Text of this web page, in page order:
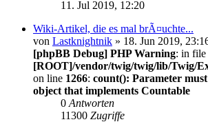
11. Jul 2019, 12:20
Wiki-Artikel, die es mal brÃ¤uchte...
von Lastknightnik » 18. Jun 2019,
[phpBB Debug] PHP Warning: in file
[ROOT]/vendor/twig/twig/lib/Twig/
on line 1266: count(): Parameter
object that implements Countable
0 Antworten
11300 Zugriffe